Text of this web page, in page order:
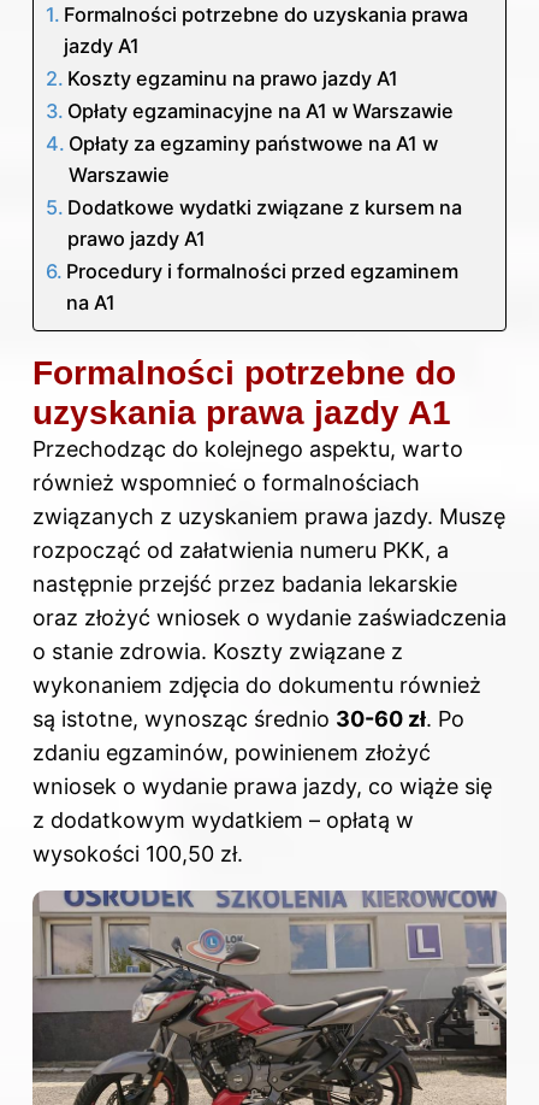
Formalności potrzebne do uzyskania prawa
jazdy A1
Koszty egzaminu na prawo jazdy A1
Opłaty egzaminacyjne na A1 w Warszawie
Opłaty za egzaminy państwowe na A1 w
Warszawie
Dodatkowe wydatki związane z kursem na
prawo jazdy A1
Procedury i formalności przed egzaminem
na A1
Formalności potrzebne do
uzyskania prawa jazdy A1
Przechodząc do kolejnego aspektu, warto
również wspomnieć o formalnościach
związanych z uzyskaniem prawa jazdy. Muszę
rozpocząć od załatwienia numeru PKK, a
następnie przejść przez badania lekarskie
oraz złożyć wniosek o wydanie zaświadczenia
o stanie zdrowia. Koszty związane z
wykonaniem zdjęcia do dokumentu również
są istotne, wynosząc średnio 30-60 zł. Po
zdaniu egzaminów, powinienem złożyć
wniosek o wydanie prawa jazdy, co wiąże się
z dodatkowym wydatkiem – opłatą w
wysokości 100,50 zł.